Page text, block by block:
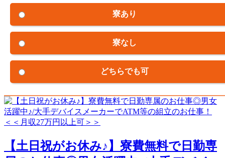
寮あり
寮なし
どちらでも可
【土日祝がお休み♪】寮費無料で日勤専